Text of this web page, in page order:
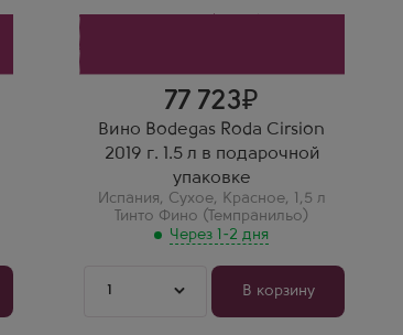
77 723
Вино Bodegas Roda Cirsion
2019 г. 1.5 л в подарочной
упаковке
Испания, Сухое, Красное, 1,5 л
Тинто Фино (Темпранильо)
Через 1-2 дня
Риоха
Роман
Цвет темно-вишневый. Вкус:
ежевика, дуб, мощь.
1 В корзину